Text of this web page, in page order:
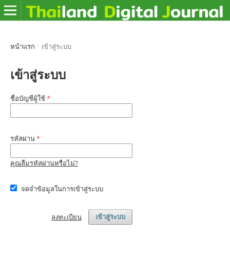
หน้าแรก / เข้าสู่ระบบ
เข้าสู่ระบบ
ชื่อบัญชีผู้ใช้*
รหัสผ่าน*
คุณลืมรหัสผ่านหรือไม่?
จดจำข้อมูลในการเข้าสู่ระบบ
เข้าสู่ระบบ
ลงทะเบียน